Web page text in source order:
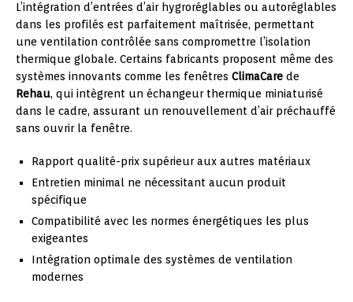
L’intégration d’entrées d’air hygroréglables ou autoréglables
dans les profilés est parfaitement maîtrisée, permettant
une ventilation contrôlée sans compromettre l’isolation
thermique globale. Certains fabricants proposent même des
systèmes innovants comme les fenêtres ClimaCare de
Rehau, qui intègrent un échangeur thermique miniaturisé
dans le cadre, assurant un renouvellement d’air préchauffé
sans ouvrir la fenêtre.
Rapport qualité-prix supérieur aux autres matériaux
Entretien minimal ne nécessitant aucun produit
spécifique
Compatibilité avec les normes énergétiques les plus
exigeantes
Intégration optimale des systèmes de ventilation
modernes